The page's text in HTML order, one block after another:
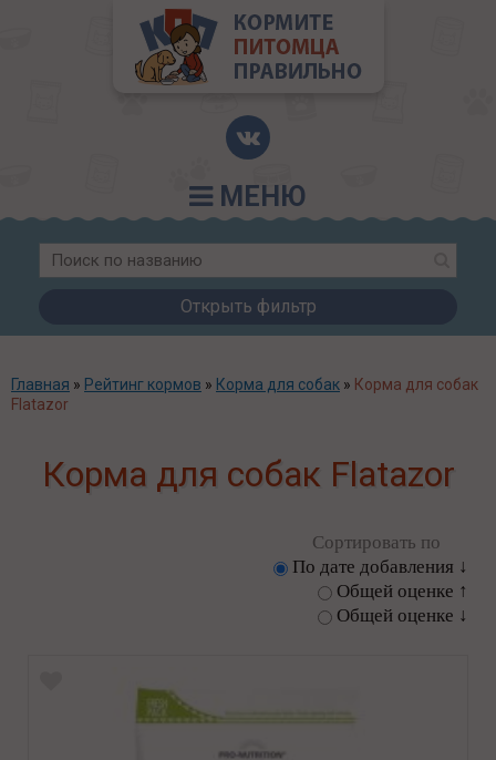
МЕНЮ
Открыть фильтр
Главная » Рейтинг кормов » Корма для собак » Корма для собак
Flatazor
Корма для собак Flatazor
Сортировать по
По дате добавления ↓
Общей оценке ↑
Общей оценке ↓